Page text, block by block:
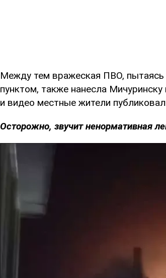
Между тем вражеская ПВО,
пунктом, также нанесла
и видео местные жители
Осторожно, звучит ненормативная